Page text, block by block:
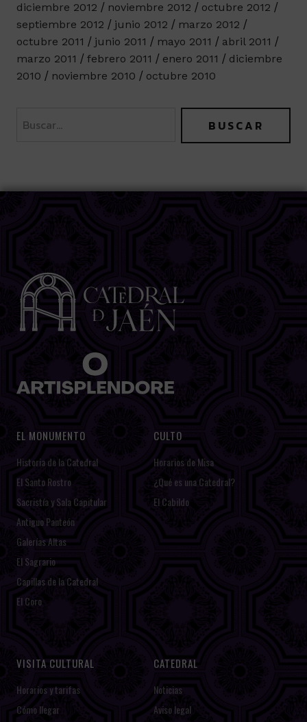
diciembre 2012
noviembre 2012
octubre 2012
septiembre 2012
junio 2012
marzo 2012
octubre 2011
junio 2011 mayo 2011
abril 2011
marzo 2011
febrero 2011 enero 2011
diciembre
2010
noviembre 2010 octubre 2010
EL MONUMENTO
Historia de la Catedral
El Santo Rostro
Sacristía y Sala Capitular
Antiguo Panteón
Galerías Altas
El Sagrario
Capillas de la Catedral
El Coro
CULTO
Horarios de Misa
¿Qué es una Catedral?
El Cabildo
VISITA CULTURAL
Horarios y tarifas
Cómo llegar
CATEDRAL
Noticias
Aviso legal